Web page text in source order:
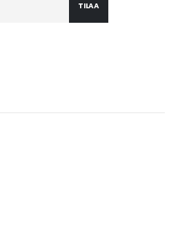
TILAA